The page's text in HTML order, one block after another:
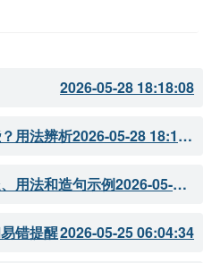
2026-05-28 18:18:08
用法辨析 2026-05-28 18:18:07
用法和造句示例 2026-05-28 18:18:05
错提醒2026-05-25 06:04:34